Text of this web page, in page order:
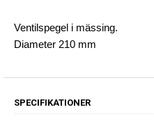
Ventilspegel i mässing.
Diameter 210 mm
SPECIFIKATIONER